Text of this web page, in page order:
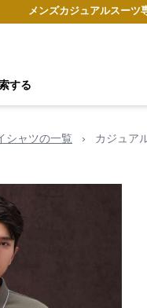
メンズカジュアルスーツ
する
シャツの一覧 › カジュア